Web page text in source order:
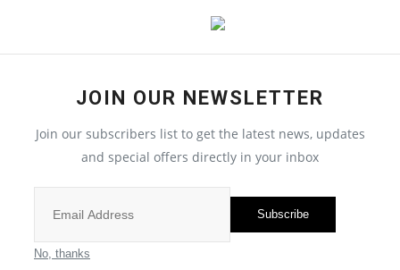
बिलासपुर संभाग
JOIN OUR NEWSLETTER
Join our subscribers list to get the latest news, updates
and special offers directly in your inbox
Subscribe
No, thanks